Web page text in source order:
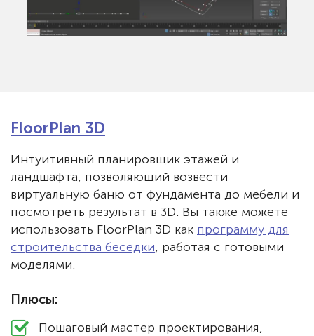
FloorPlan 3D
Интуитивный планировщик этажей и
ландшафта, позволяющий возвести
виртуальную баню от фундамента до мебели и
посмотреть результат в 3D. Вы также можете
использовать FloorPlan 3D как программу для
строительства беседки, работая с готовыми
моделями.
Плюсы:
Пошаговый мастер проектирования,